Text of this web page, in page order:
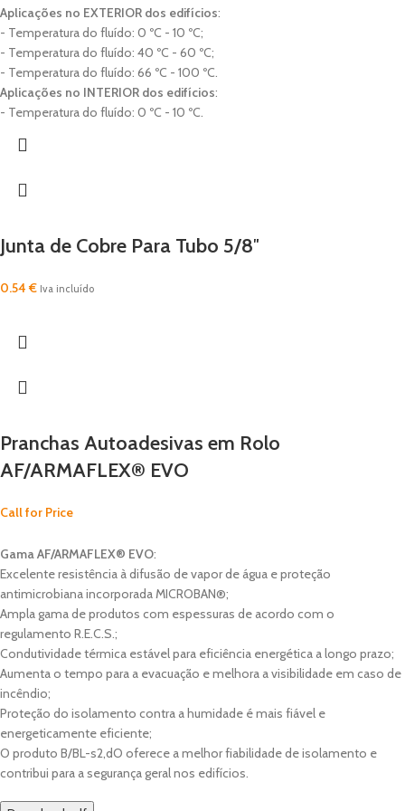
Aplicações no EXTERIOR dos edifícios:
- Temperatura do fluído: 0 ºC - 10 ºC;
- Temperatura do fluído: 40 ºC - 60 ºC;
- Temperatura do fluído: 66 ºC - 100 ºC.
Aplicações no INTERIOR dos edifícios:
- Temperatura do fluído: 0 ºC - 10 ºC.
Junta de Cobre Para Tubo 5/8″
0.54€ Iva incluído
Pranchas Autoadesivas em Rolo
AF/ARMAFLEX® EVO
Call for Price
Gama AF/ARMAFLEX® EVO:
Excelente resistência à difusão de vapor de água e proteção
antimicrobiana incorporada MICROBAN®;
Ampla gama de produtos com espessuras de acordo com o
regulamento R.E.C.S.;
Condutividade térmica estável para eficiência energética a longo prazo;
Aumenta o tempo para a evacuação e melhora a visibilidade em caso de
incêndio;
Proteção do isolamento contra a humidade é mais fiável e
energeticamente eficiente;
O produto B/BL-s2,dO oferece a melhor fiabilidade de isolamento e
contribui para a segurança geral nos edifícios.